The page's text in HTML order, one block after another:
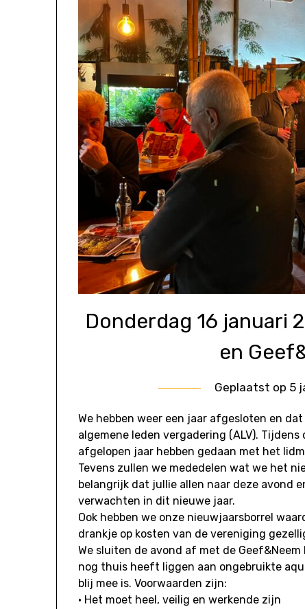
Donderdag 16 januari
en
Geplaatst op 5
We hebben weer een jaar afgesloten en
algemene leden vergadering (ALV).
afgelopen jaar hebben gedaan met het
Tevens zullen we mededelen wat we het
belangrijk dat jullie allen naar deze avond
verwachten in dit nieuwe jaar.
Ook hebben we onze nieuwjaarsborrel
drankje op kosten van de vereniging
We sluiten de avond af met de
nog thuis heeft liggen aan ongebruikte
blij mee is. Voorwaarden zijn:
• Het moet heel, veilig en werkende zijn